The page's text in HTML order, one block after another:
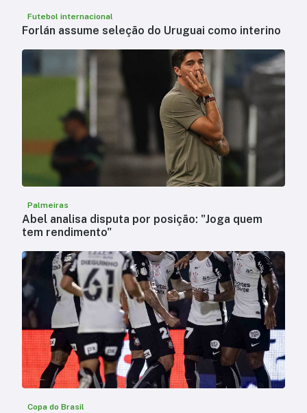
Futebol internacional
Forlán assume seleção do Uruguai como interino
Palmeiras
Abel analisa disputa por posição: "Joga quem
tem rendimento"
Copa do Brasil